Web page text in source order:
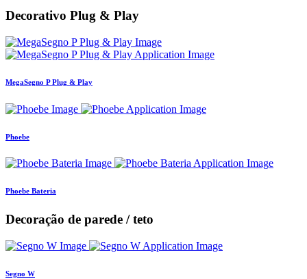
Decorativo Plug & Play
MegaSegno P Plug & Play
Phoebe
Phoebe Bateria
Decoração de parede / teto
Segno W